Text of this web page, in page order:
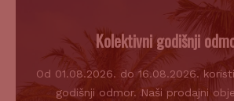
Kolektivni godišnji
Od 01.08.2026. do 16.08.2026.
godišnji odmor. Naši prodajni